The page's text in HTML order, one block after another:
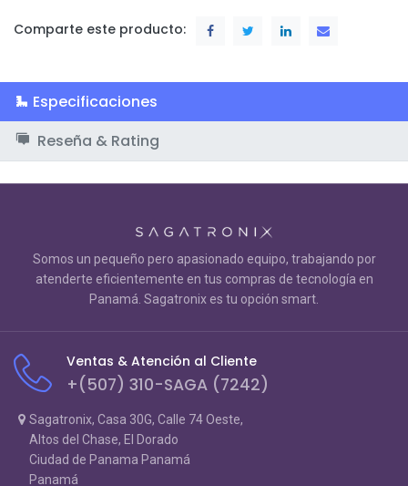
Comparte este producto:
Especificaciones
Reseña & Rating
Somos un pequeño pero apasionado equipo, trabajando por
atenderte eficientemente en tus compras de tecnología en
Panamá. Sagatronix es tu opción smart.
Ventas & Atención al Cliente
+(507) 310-SAGA (7242)
Sagatronix, Casa 30G, Calle 74 Oeste,
Altos del Chase, El Dorado
Ciudad de Panama Panamá
Panamá